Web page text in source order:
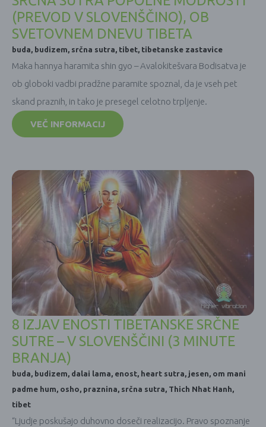
(PREVOD V SLOVENŠČINO), OB
SVETOVNEM DNEVU TIBETA
buda, budizem, srčna sutra, tibet, tibetanske zastavice
Maka hannya haramita shin gyo – Avalokitešvara Bodisatva je
ob globoki vadbi pradžne paramite spoznal, da je vseh pet
skand praznih, in tako je presegel celotno trpljenje.
VEČ INFORMACIJ
8 IZJAV ENOSTI TIBETANSKE SRČNE
SUTRE – V SLOVENŠČINI (3 MINUTE
BRANJA)
buda, budizem, dalai lama, enost, heart sutra, jesen, om mani
padme hum, osho, praznina, srčna sutra, Thich Nhat Hanh,
tibet
“Ljudje poskušajo duhovno doseči realizacijo. Pravo spoznanje